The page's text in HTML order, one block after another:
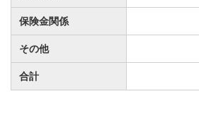
保険金関係
その他
合計